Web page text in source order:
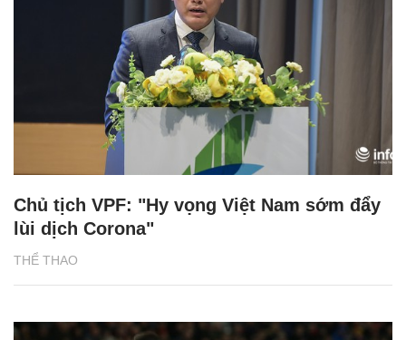
THỂ THAO
Chủ tịch VPF: "Hy vọng Việt Nam sớm đẩy
lùi dịch Corona"